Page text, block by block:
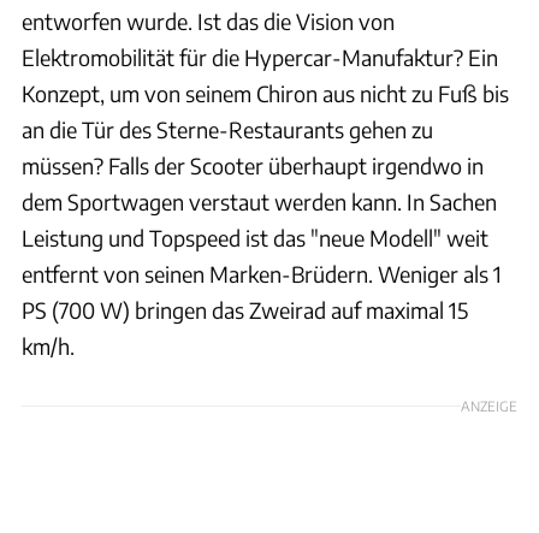
entworfen wurde. Ist das die Vision von
Elektromobilität für die Hypercar-Manufaktur? Ein
Konzept, um von seinem Chiron aus nicht zu Fuß bis
an die Tür des Sterne-Restaurants gehen zu
müssen? Falls der Scooter überhaupt irgendwo in
dem Sportwagen verstaut werden kann. In Sachen
Leistung und Topspeed ist das "neue Modell" weit
entfernt von seinen Marken-Brüdern. Weniger als 1
PS (700 W) bringen das Zweirad auf maximal 15
km/h.
ANZEIGE